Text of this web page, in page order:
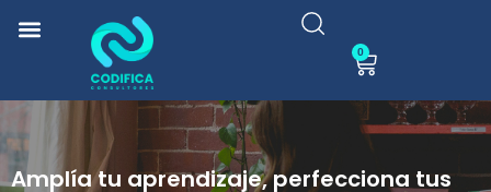
0
Amplía tu aprendizaje, perfecciona tus